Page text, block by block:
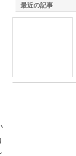
最近の記事